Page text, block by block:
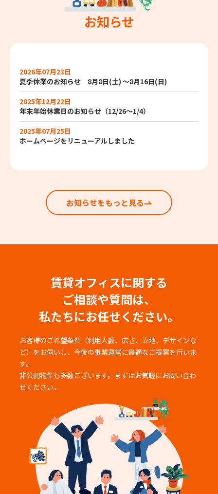
お知らせ
2026年07月23日
夏季休業のお知らせ 8月8日(土) ～8月16日(日)
2025年12月22日
年末年始休業日のお知らせ（12/26～1/4）
2025年07月25日
ホームページをリニューアルしました
お知らせをもっと見る
賃貸オフィスに関する
ご相談や質問は、
私たちにお任せください。
お客様のご希望条件（利用人数、広さ、立地、デザインな
ど）をお伺いし、 今後の事業運営に最適なご提案を行いま
す。
非公開物件も多数ございます。まずはお気軽にお問い合わ
せください。